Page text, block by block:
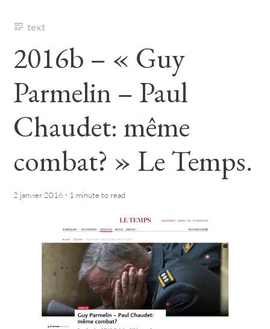
text
2016b – « Guy
Parmelin – Paul
Chaudet: même
combat? » Le Temps.
2 janvier 2016 · 1 minute to read